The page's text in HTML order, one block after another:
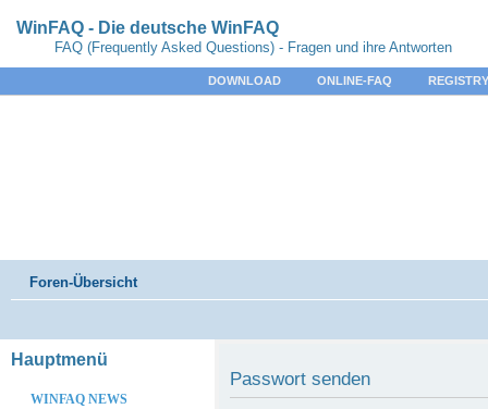
WinFAQ - Die deutsche WinFAQ
FAQ (Frequently Asked Questions) - Fragen und ihre Antworten
DOWNLOAD ONLINE-FAQ
Foren-Übersicht
Passwort senden
Hauptmenü
WINFAQ NEWS